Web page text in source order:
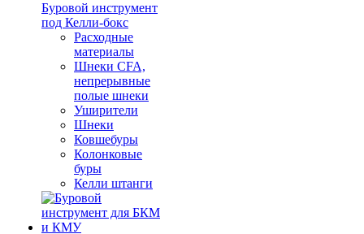
Буровой инструмент
под Келли-бокс
Расходные
материалы
Шнеки CFA,
непрерывные
полые шнеки
Уширители
Шнеки
Ковшебуры
Колонковые
буры
Келли штанги